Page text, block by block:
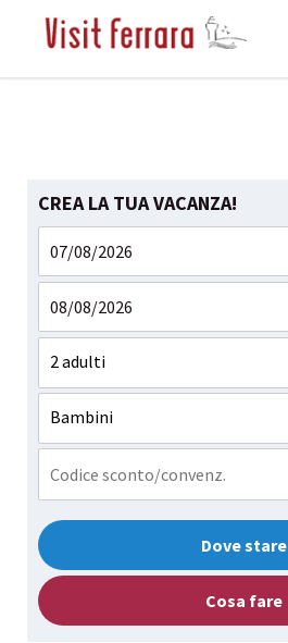
CREA LA TUA VACANZA!
2 adulti
Bambini
Dove stare
Cosa fare